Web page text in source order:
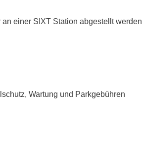
einer SIXT Station abgestellt werden
Wartung und Parkgebühren